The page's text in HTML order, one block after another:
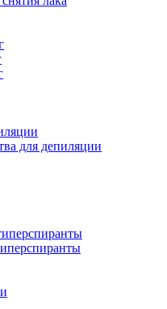
для депиляции